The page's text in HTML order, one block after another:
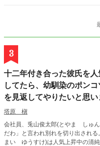
3
十二年付き合った彼氏を
してたら、幼馴染のポン
を見返してやりたいと思い
塔原 槇
会社員、兎山俊太郎(とやま しゅ
だわ」と言われ別れを切り出され
まい ゆうすけ)は人気上昇中の清